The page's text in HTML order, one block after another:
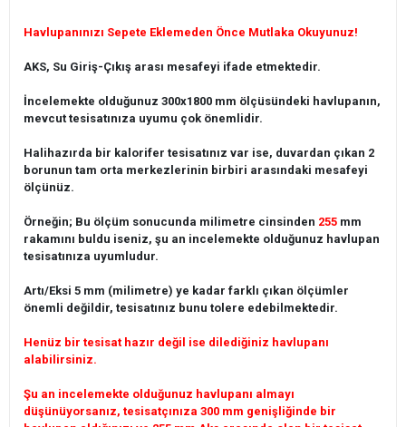
Havlupanınızı Sepete Eklemeden Önce Mutlaka Okuyunuz!
AKS, Su Giriş-Çıkış arası mesafeyi ifade etmektedir.
İncelemekte olduğunuz 300x1800 mm ölçüsündeki havlupanın,
mevcut tesisatınıza uyumu çok önemlidir.
Halihazırda bir kalorifer tesisatınız var ise, duvardan çıkan 2
borunun tam orta merkezlerinin birbiri arasındaki mesafeyi
ölçünüz.
Örneğin; Bu ölçüm sonucunda milimetre cinsinden 255 mm
rakamını buldu iseniz, şu an incelemekte olduğunuz havlupan
tesisatınıza uyumludur.
Artı/Eksi 5 mm (milimetre) ye kadar farklı çıkan ölçümler
önemli değildir, tesisatınız bunu tolere edebilmektedir.
Henüz bir tesisat hazır değil ise dilediğiniz havlupanı
alabilirsiniz.
Şu an incelemekte olduğunuz havlupanı almayı
düşünüyorsanız, tesisatçınıza 300 mm genişliğinde bir